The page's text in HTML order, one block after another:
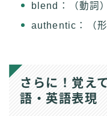
blend：（動詞
authentic：（
さらに！覚え
語・英語表現